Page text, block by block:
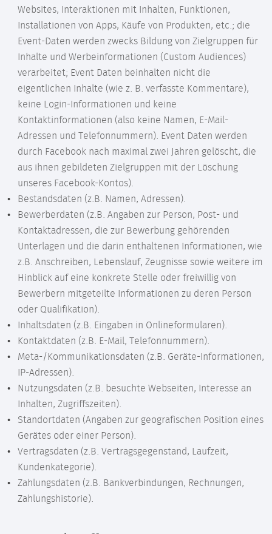
Websites, Interaktionen mit Inhalten, Funktionen,
Installationen von Apps, Käufe von Produkten, etc.; die
Event-Daten werden zwecks Bildung von Zielgruppen für
Inhalte und Werbeinformationen (Custom Audiences)
verarbeitet; Event Daten beinhalten nicht die
eigentlichen Inhalte (wie z. B. verfasste Kommentare),
keine Login-Informationen und keine
Kontaktinformationen (also keine Namen, E-Mail-
Adressen und Telefonnummern). Event Daten werden
durch Facebook nach maximal zwei Jahren gelöscht, die
aus ihnen gebildeten Zielgruppen mit der Löschung
unseres Facebook-Kontos).
Bestandsdaten (z.B. Namen, Adressen).
Bewerberdaten (z.B. Angaben zur Person, Post- und
Kontaktadressen, die zur Bewerbung gehörenden
Unterlagen und die darin enthaltenen Informationen, wie
z.B. Anschreiben, Lebenslauf, Zeugnisse sowie weitere im
Hinblick auf eine konkrete Stelle oder freiwillig von
Bewerbern mitgeteilte Informationen zu deren Person
oder Qualifikation).
Inhaltsdaten (z.B. Eingaben in Onlineformularen).
Kontaktdaten (z.B. E-Mail, Telefonnummern).
Meta-/Kommunikationsdaten (z.B. Geräte-Informationen,
IP-Adressen).
Nutzungsdaten (z.B. besuchte Webseiten, Interesse an
Inhalten, Zugriffszeiten).
Standortdaten (Angaben zur geografischen Position eines
Gerätes oder einer Person).
Vertragsdaten (z.B. Vertragsgegenstand, Laufzeit,
Kundenkategorie).
Zahlungsdaten (z.B. Bankverbindungen, Rechnungen,
Zahlungshistorie).